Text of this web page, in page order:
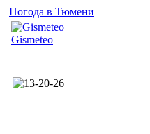
Погода в Тюмени
Gismeteo